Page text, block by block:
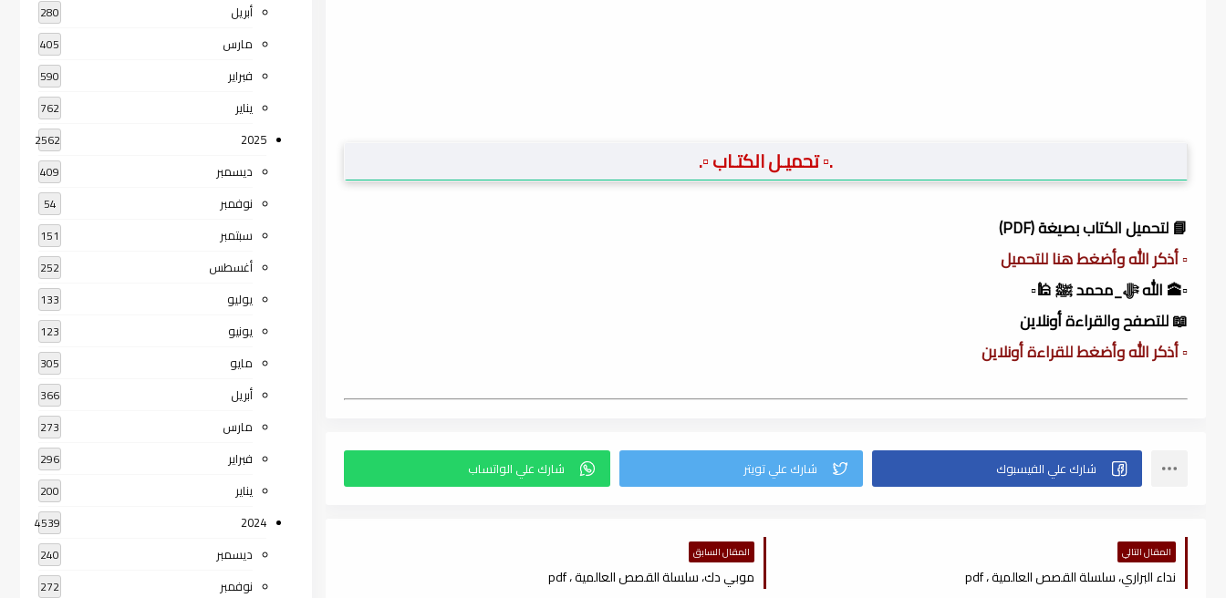
.▫️ تحميـل الكتـاب ▫️.
📘 لتحميل الكتاب بصيغة (PDF)
▫️ أذكر الله وأضغط هنا للتحميل
▫️🕋 الله ﷻ_محمد ﷺ 🕌▫️
📖 للتصفح والقراءة أونلاين
▫️ أذكر الله وأضغط للقراءة أونلاين
المقال التالي
نداء البراري، سلسلة القصص العالمية ، pdf
المقال السابق
موبي دك، سلسلة القصص العالمية ، pdf
أبريل 280
مارس 405
فبراير 590
يناير 762
2025
2562
ديسمبر 409
نوفمبر 54
سبتمبر 151
أغسطس 252
يوليو 133
يونيو 123
مايو 305
أبريل 366
مارس 273
فبراير 296
يناير 200
2024
4539
ديسمبر 240
نوفمبر 272